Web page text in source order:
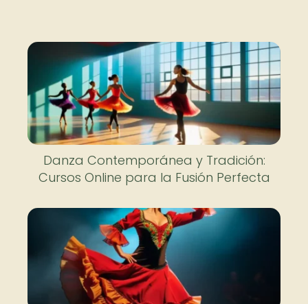
Danza Contemporánea y Tradición:
Cursos Online para la Fusión Perfecta